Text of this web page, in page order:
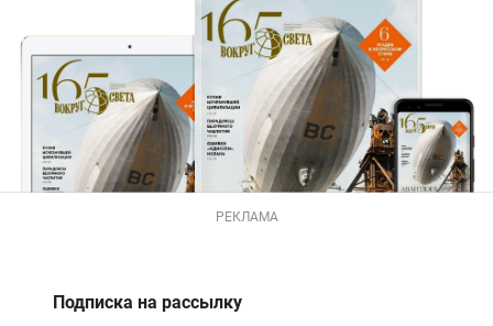
РЕКЛАМА
Подписка на рассылку